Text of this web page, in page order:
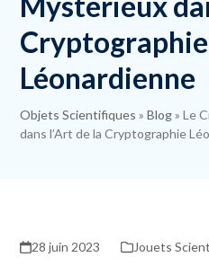
Cryptographie
Léonardienne
Objets Scientifiques »Blog»Le
dans l’Art de la Cryptographie
28 juin 2023
Jouets